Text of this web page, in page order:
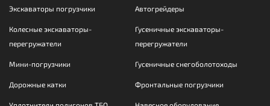
Экскаваторы погрузчики Автогрейдеры
Колесные экскаваторы-
перегружатели
Гусеничные экскаваторы-
перегружатели
Мини-погрузчики Гусеничные снегоболотоходы
Дорожные катки Фронтальные погрузчики